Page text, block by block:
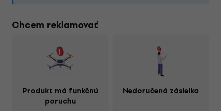
Chcem reklamovať
Produkt má funkčnú
poruchu
Nedoručená zásielka